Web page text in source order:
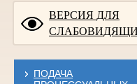
ВЕРСИЯ ДЛЯ
ПОДАЧА